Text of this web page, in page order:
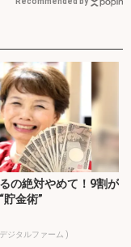
の絶対やめて！9割が
貯金術”
ジタルファーム )